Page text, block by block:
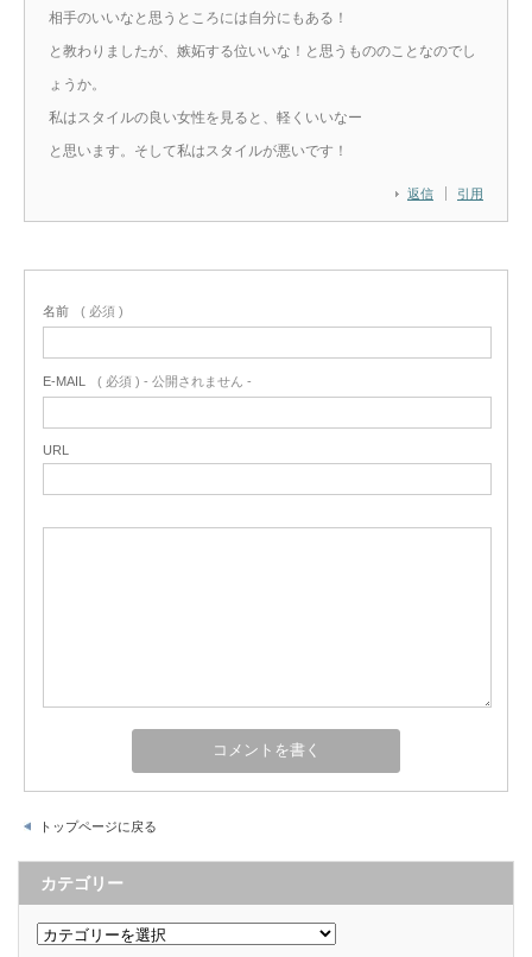
返信 引用
相手のいいなと思うところには自分にもある！
と教わりましたが、嫉妬する位いいな！と思うもののことなのでし
ょうか。
私はスタイルの良い女性を見ると、軽くいいなー
と思います。そして私はスタイルが悪いです！
名前 ( 必須 )
E-MAIL ( 必須 ) - 公開されません -
URL
トップページに戻る
カテゴリー
カ
テ